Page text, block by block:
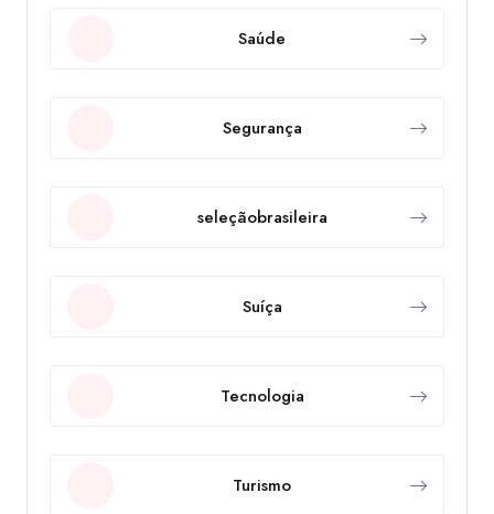
Saúde
Segurança
seleçãobrasileira
Suíça
Tecnologia
Turismo